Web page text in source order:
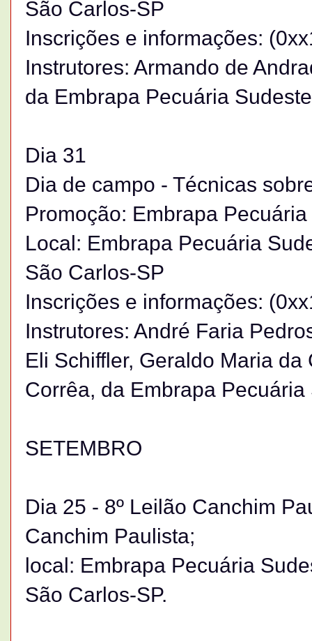
São Carlos-SP
Inscrições e informações:
Instrutores: Armando de
da Embrapa Pecuária
Dia 31
Dia de campo - Técnicas
Promoção: Embrapa
Local: Embrapa Pecuária
São Carlos-SP
Inscrições e informações:
Instrutores: André Faria
Eli Schiffler, Geraldo Maria
Corrêa, da Embrapa Pecuária
SETEMBRO
Dia 25 - 8º Leilão Canchim
Canchim Paulista;
local: Embrapa Pecuária
São Carlos-SP.